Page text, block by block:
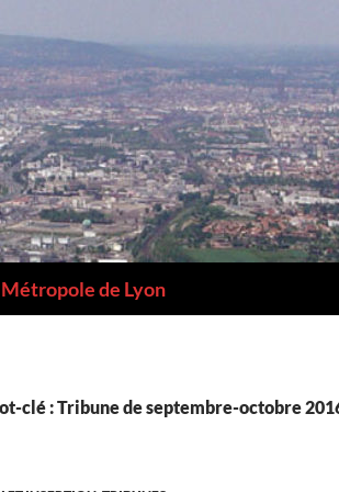
de Lyon
clé : Tribune de septembre-octobre